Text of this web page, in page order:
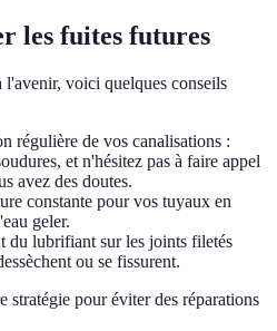
les fuites futures
voici quelques conseils
régulière de vos canalisations :
et n'hésitez pas à faire appel
avez des doutes.
constante pour vos tuyaux en
geler.
du lubrifiant sur les joints filetés
ou se fissurent.
stratégie pour éviter des réparations